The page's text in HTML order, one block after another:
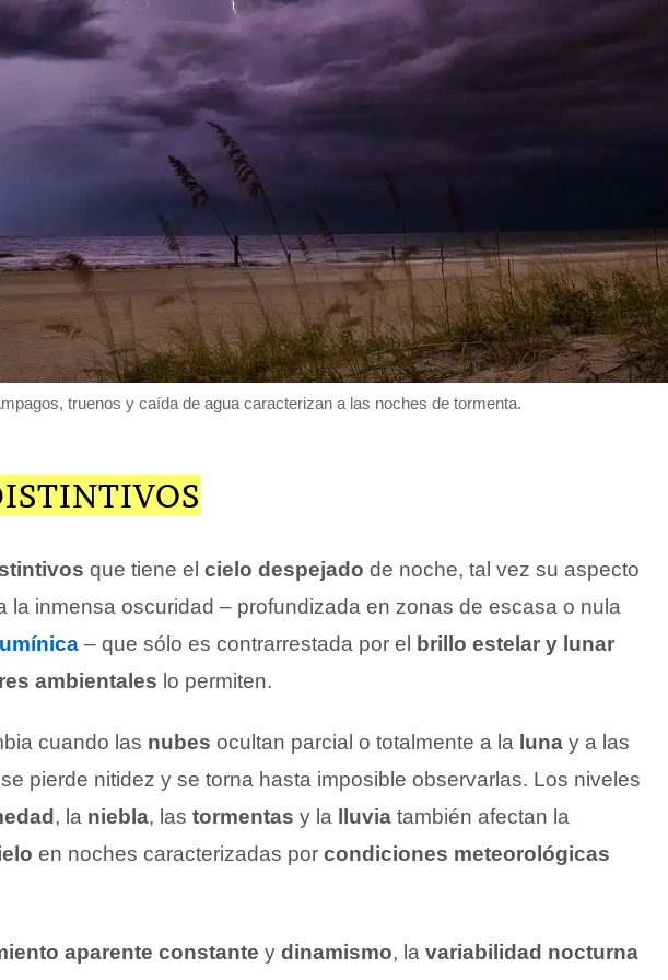
truenos y caída de agua caracterizan a las noches de tormenta.
que tiene el cielo despejado de noche, tal vez su aspecto
la inmensa oscuridad – profundizada en zonas de escasa o nula
– que sólo es contrarrestada por el brillo estelar y lunar
ambientales lo permiten.
cuando las nubes ocultan parcial o totalmente a la luna y a las
pierde nitidez y se torna hasta imposible observarlas. Los niveles
, la niebla, las tormentas y la lluvia también afectan la
en noches caracterizadas por condiciones meteorológicas
aparente constante y dinamismo, la variabilidad nocturna